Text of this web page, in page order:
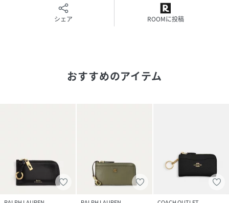
シェア ROOMに投稿
おすすめのアイテム